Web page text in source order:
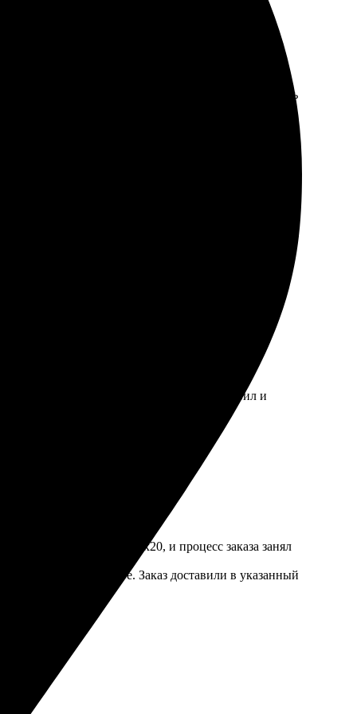
на высоте. Картинка яркая, цвета отличные. Очень
сроки, без задержек. Качество на высоте, детали
Качество картинки впечатлило, удивил и
на холсте 20х20, и процесс заказа занял
качество на высоте. Заказ доставили в указанный